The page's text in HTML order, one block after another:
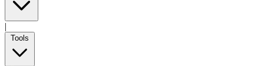
|
Tools